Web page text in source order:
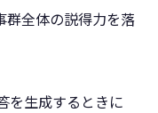
群全体の説得力を落
を生成するときに